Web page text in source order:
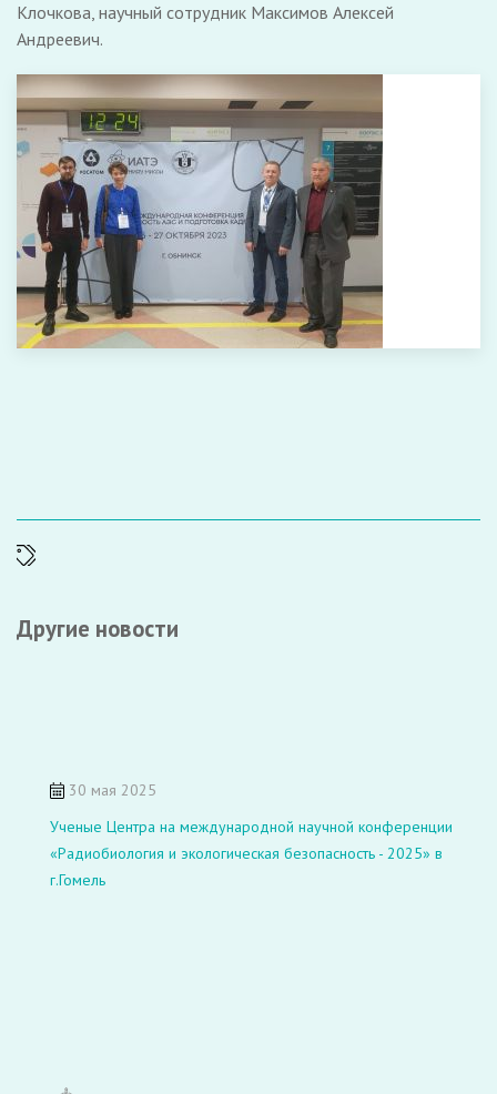
Клочкова, научный сотрудник Максимов Алексей
Андреевич.
Другие новости
30 мая 2025
Ученые Центра на международной научной конференции
«Радиобиология и экологическая безопасность - 2025» в
г.Гомель